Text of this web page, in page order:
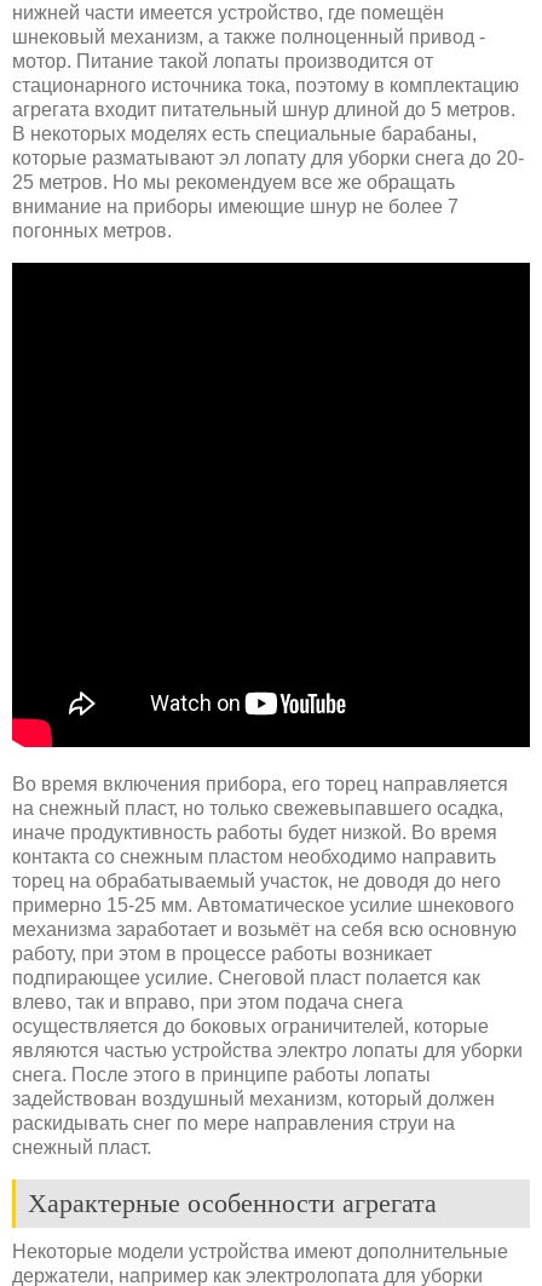
нижней части имеется устройство, где помещён
шнековый механизм, а также полноценный привод -
мотор. Питание такой лопаты производится от
стационарного источника тока, поэтому в комплектацию
агрегата входит питательный шнур длиной до 5 метров.
В некоторых моделях есть специальные барабаны,
которые разматывают эл лопату для уборки снега до 20-
25 метров. Но мы рекомендуем все же обращать
внимание на приборы имеющие шнур не более 7
погонных метров.
Во время включения прибора, его торец направляется
на снежный пласт, но только свежевыпавшего осадка,
иначе продуктивность работы будет низкой. Во время
контакта со снежным пластом необходимо направить
торец на обрабатываемый участок, не доводя до него
примерно 15-25 мм. Автоматическое усилие шнекового
механизма заработает и возьмёт на себя всю основную
работу, при этом в процессе работы возникает
подпирающее усилие. Снеговой пласт полается как
влево, так и вправо, при этом подача снега
осуществляется до боковых ограничителей, которые
являются частью устройства электро лопаты для уборки
снега. После этого в принципе работы лопаты
задействован воздушный механизм, который должен
раскидывать снег по мере направления струи на
снежный пласт.
Характерные особенности агрегата
Некоторые модели устройства имеют дополнительные
держатели, например как электролопата для уборки